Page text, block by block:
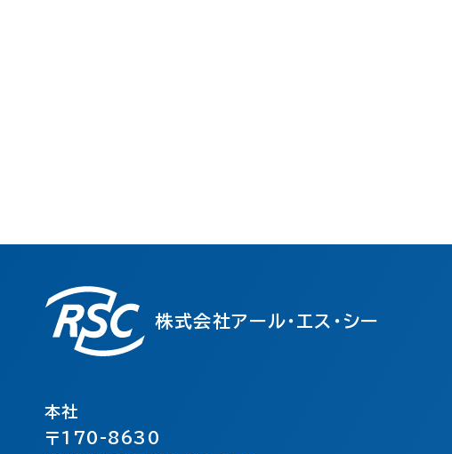
株式会社アール・エス・シー
本社
〒170-8630